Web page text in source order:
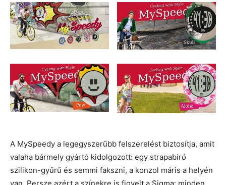
A MySpeedy a legegyszerűbb felszerelést biztosítja, amit
valaha bármely gyártó kidolgozott: egy strapabíró
szilikon-gyűrű és semmi fakszni, a konzol máris a helyén